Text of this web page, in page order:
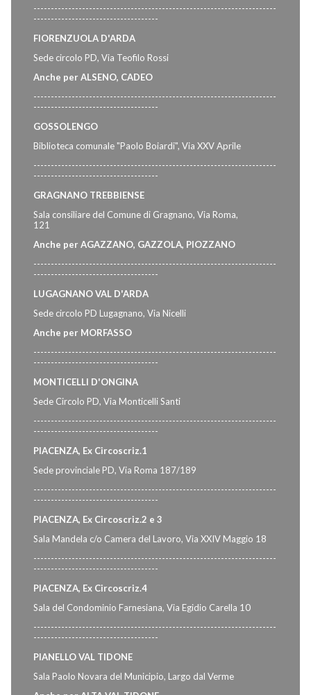
----------------------------------------------------------------------
------------------------------------
FIORENZUOLA D'ARDA
Sede circolo PD, Via Teofilo Rossi
Anche per ALSENO, CADEO
----------------------------------------------------------------------
------------------------------------
GOSSOLENGO
Biblioteca comunale "Paolo Boiardi", Via XXV Aprile
----------------------------------------------------------------------
------------------------------------
GRAGNANO TREBBIENSE
Sala consiliare del Comune di Gragnano, Via Roma,
121
Anche per AGAZZANO, GAZZOLA, PIOZZANO
----------------------------------------------------------------------
------------------------------------
LUGAGNANO VAL D'ARDA
Sede circolo PD Lugagnano, Via Nicelli
Anche per MORFASSO
----------------------------------------------------------------------
------------------------------------
MONTICELLI D'ONGINA
Sede Circolo PD, Via Monticelli Santi
----------------------------------------------------------------------
------------------------------------
PIACENZA, Ex Circoscriz.1
Sede provinciale PD, Via Roma 187/189
----------------------------------------------------------------------
------------------------------------
PIACENZA, Ex Circoscriz.2 e 3
Sala Mandela c/o Camera del Lavoro, Via XXIV Maggio 18
----------------------------------------------------------------------
------------------------------------
PIACENZA, Ex Circoscriz.4
Sala del Condominio Farnesiana, Via Egidio Carella 10
----------------------------------------------------------------------
------------------------------------
PIANELLO VAL TIDONE
Sala Paolo Novara del Municipio, Largo dal Verme